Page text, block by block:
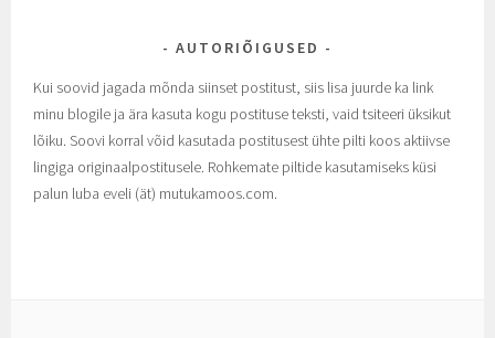
AUTORIÕIGUSED
Kui soovid jagada mõnda siinset postitust, siis lisa juurde ka link
minu blogile ja ära kasuta kogu postituse teksti, vaid tsiteeri üksikut
lõiku. Soovi korral võid kasutada postitusest ühte pilti koos aktiivse
lingiga originaalpostitusele. Rohkemate piltide kasutamiseks küsi
palun luba eveli (ät) mutukamoos.com.